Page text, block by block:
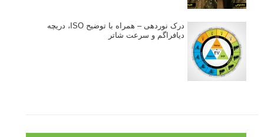
درک نوردهی – همراه با توضیح ISO، دریچه
دیافراگم و سرعت شاتر